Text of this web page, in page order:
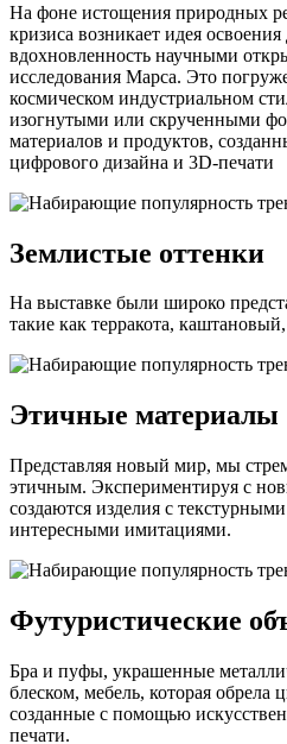
На фоне истощения природных
кризиса возникает идея
вдохновленность научными
исследования Марса. Это
космическом индустриальном
изогнутыми или скрученными
материалов и продуктов,
цифрового дизайна и 3D-печати
Землистые оттенки
На выставке были широко
такие как терракота,
Этичные материалы
Представляя новый мир, мы
этичным. Экспериментируя с
создаются изделия с
интересными имитациями.
Футуристические
Бра и пуфы, украшенные
блеском, мебель, которая обрела
созданные с помощью
печати.